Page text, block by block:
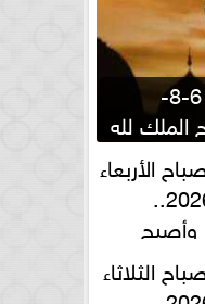
أذكار الصباح الخميس 6-8-
الملك لله
الأربعاء
5-8- 2026..
وأصبح
الثلاثاء